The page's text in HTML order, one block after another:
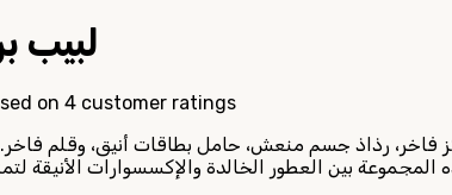
لبيب
on 4 customer ratings
رذاذ جسم منعش، حامل بطاقات أنيق، وقلم فاخر.